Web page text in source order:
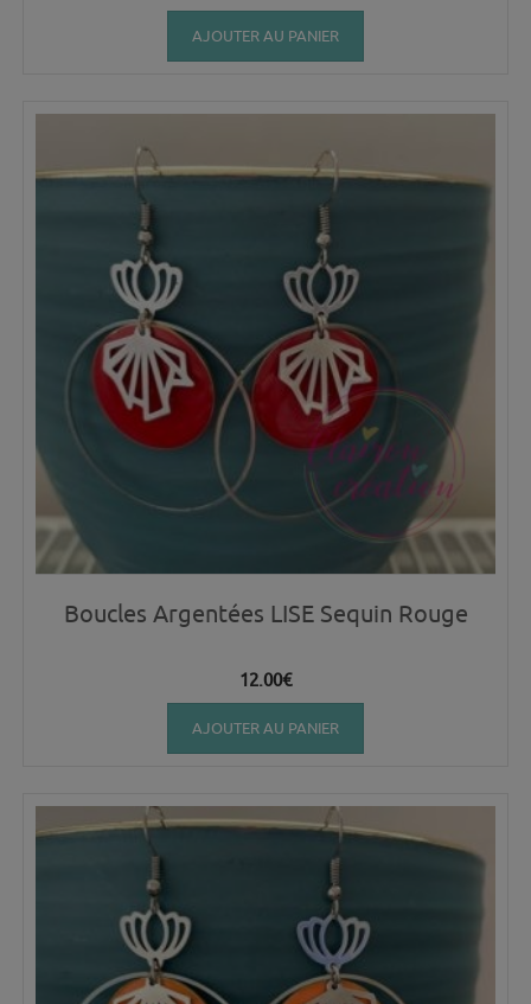
AJOUTER AU PANIER
Boucles Argentées LISE Sequin Rouge
12.00€
AJOUTER AU PANIER